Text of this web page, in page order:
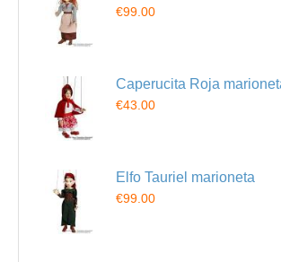
€99.00
Caperucita Roja
€43.00
Elfo Tauriel marioneta
€99.00